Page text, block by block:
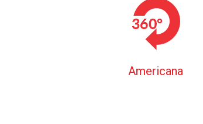
Americana